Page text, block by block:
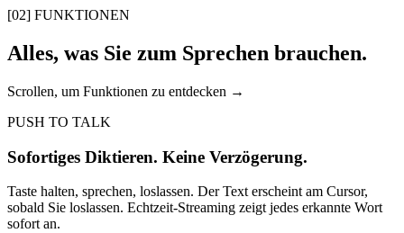
[02] FUNKTIONEN
Alles, was Sie zum Sprechen brauchen.
Scrollen, um Funktionen zu entdecken →
PUSH TO TALK
Sofortiges Diktieren. Keine Verzögerung.
Taste halten, sprechen, loslassen. Der Text erscheint am Cursor,
sobald Sie loslassen. Echtzeit-Streaming zeigt jedes erkannte Wort
sofort an.